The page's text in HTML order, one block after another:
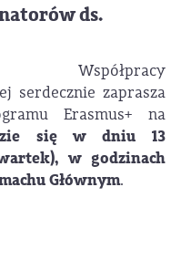
ds.
serdecznie zaprasza
Erasmus+ na
się w dniu 13
w godzinach
Głównym.